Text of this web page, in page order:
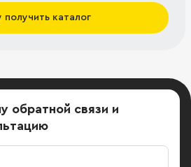
получить каталог
обратной связи и